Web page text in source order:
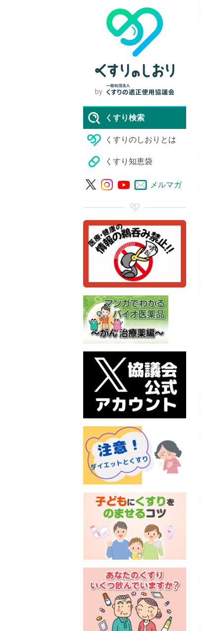
くすり検索
くすりのしおりとは
くすり知恵袋
メルマガ